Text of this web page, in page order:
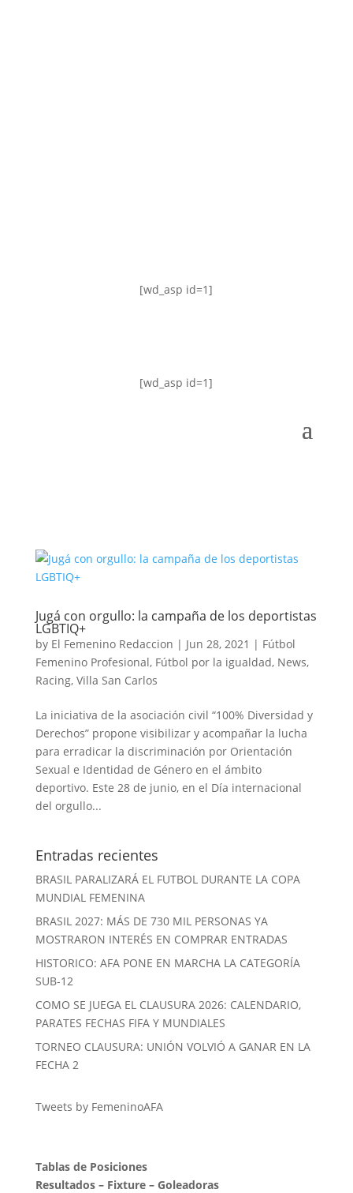
[wd_asp id=1]
[wd_asp id=1]
Jugá con orgullo: la campaña de los deportistas
LGBTIQ+
by El Femenino Redaccion | Jun 28, 2021 | Fútbol
Femenino Profesional, Fútbol por la igualdad, News,
Racing, Villa San Carlos
La iniciativa de la asociación civil “100% Diversidad y
Derechos” propone visibilizar y acompañar la lucha
para erradicar la discriminación por Orientación
Sexual e Identidad de Género en el ámbito
deportivo. Este 28 de junio, en el Día internacional
del orgullo...
Entradas recientes
BRASIL PARALIZARÁ EL FUTBOL DURANTE LA COPA
MUNDIAL FEMENINA
BRASIL 2027: MÁS DE 730 MIL PERSONAS YA
MOSTRARON INTERÉS EN COMPRAR ENTRADAS
HISTORICO: AFA PONE EN MARCHA LA CATEGORÍA
SUB-12
COMO SE JUEGA EL CLAUSURA 2026: CALENDARIO,
PARATES FECHAS FIFA Y MUNDIALES
TORNEO CLAUSURA: UNIÓN VOLVIÓ A GANAR EN LA
FECHA 2
Tweets by FemeninoAFA
Tablas de Posiciones
Resultados– Fixture– Goleadoras